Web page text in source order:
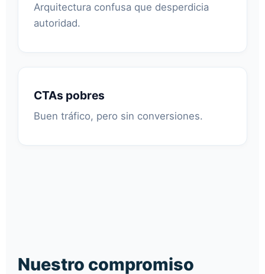
Arquitectura confusa que desperdicia
autoridad.
CTAs pobres
Buen tráfico, pero sin conversiones.
Nuestro compromiso